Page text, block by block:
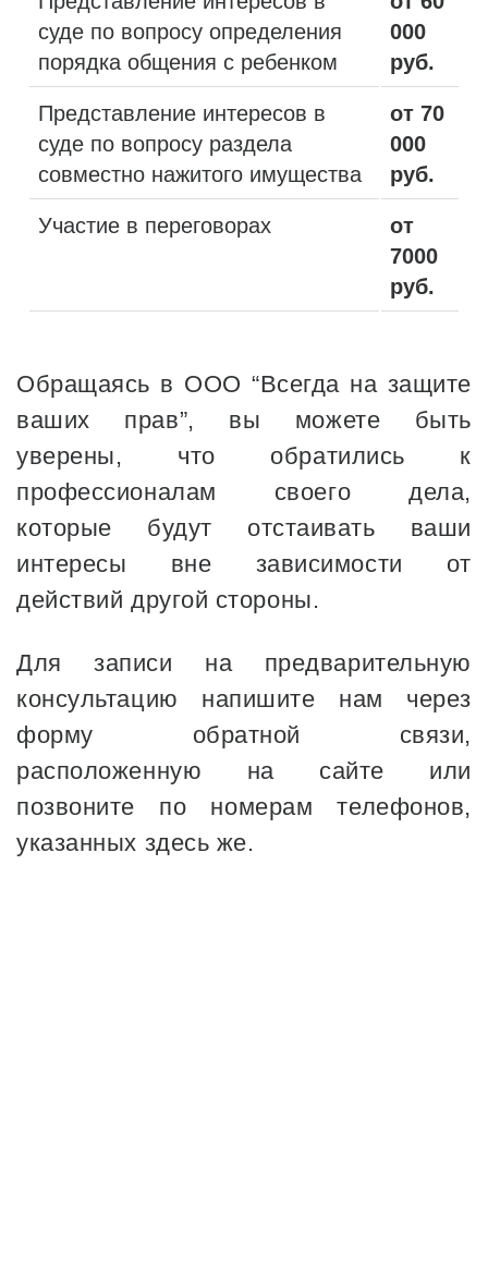
суде по вопросу определения
порядка общения с ребенком
000
руб.
Представление интересов в
суде по вопросу раздела
совместно нажитого имущества
от 70
000
руб.
Участие в переговорах
от
7000
руб.
Обращаясь в ООО “Всегда на защите
ваших прав”, вы можете быть
уверены, что обратились к
профессионалам своего дела,
которые будут отстаивать ваши
интересы вне зависимости от
действий другой стороны.
Для записи на предварительную
консультацию напишите нам через
форму обратной связи,
расположенную на сайте или
позвоните по номерам телефонов,
указанных здесь же.